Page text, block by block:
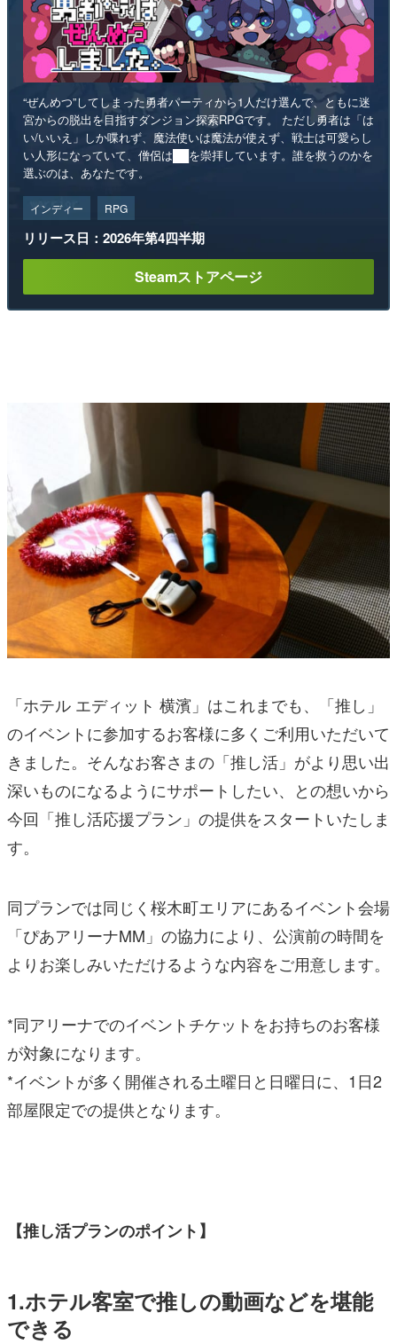
“ぜんめつ”してしまった勇者パーティから1人だけ選んで、ともに迷
宮からの脱出を目指すダンジョン探索RPGです。 ただし勇者は「は
い/いいえ」しか喋れず、魔法使いは魔法が使えず、戦士は可愛らし
い人形になっていて、僧侶は██を崇拝しています。誰を救うのかを
選ぶのは、あなたです。
インディー RPG
リリース日：2026年第4四半期
Steamストアページ
「ホテル エディット 横濱」はこれまでも、「推し」
のイベントに参加するお客様に多くご利用いただいて
きました。そんなお客さまの「推し活」がより思い出
深いものになるようにサポートしたい、との想いから
今回「推し活応援プラン」の提供をスタートいたしま
す。
同プランでは同じく桜木町エリアにあるイベント会場
「ぴあアリーナMM」の協力により、公演前の時間を
よりお楽しみいただけるような内容をご用意します。
*同アリーナでのイベントチケットをお持ちのお客様
が対象になります。
*イベントが多く開催される土曜日と日曜日に、1日2
部屋限定での提供となります。
【推し活プランのポイント】
1.ホテル客室で推しの動画などを堪能
できる